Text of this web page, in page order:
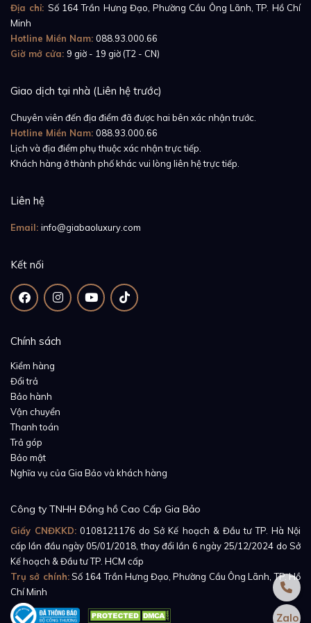
Địa chỉ: Số 164 Trần Hưng Đạo, Phường Cầu Ông Lãnh, TP. Hồ Chí
Minh
Hotline Miền Nam: 088.93.000.66
Giờ mở cửa: 9 giờ - 19 giờ (T2 - CN)
Giao dịch tại nhà (Liên hệ trước)
Chuyên viên đến địa điểm đã được hai bên xác nhận trước.
Hotline Miền Nam: 088.93.000.66
Lịch và địa điểm phụ thuộc xác nhận trực tiếp.
Khách hàng ở thành phố khác vui lòng liên hệ trực tiếp.
Liên hệ
Email: info@giabaoluxury.com
Kết nối
Chính sách
Kiểm hàng
Đổi trả
Bảo hành
Vận chuyển
Thanh toán
Trả góp
Bảo mật
Nghĩa vụ của Gia Bảo và khách hàng
Công ty TNHH Đồng hồ Cao Cấp Gia Bảo
Giấy CNĐKKD: 0108121176 do Sở Kế hoạch & Đầu tư TP. Hà Nội
cấp lần đầu ngày 05/01/2018, thay đổi lần 6 ngày 25/12/2024 do Sở
Kế hoạch & Đầu tư TP. HCM cấp
Trụ sở chính:Số 164 Trần Hưng Đạo, Phường Cầu Ông Lãnh, TP. Hồ
Chí Minh
Zalo